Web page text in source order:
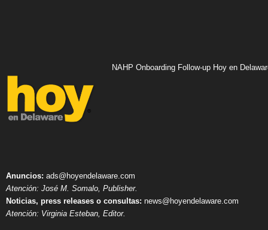
NAHP Onboarding Follow-up Hoy en
Anuncios: ads@hoyendelaware.com
Atención: José M. Somalo, Publisher.
Noticias, press releases o consultas: news@hoyendelaware.com
Atención: Virginia Esteban, Editor.